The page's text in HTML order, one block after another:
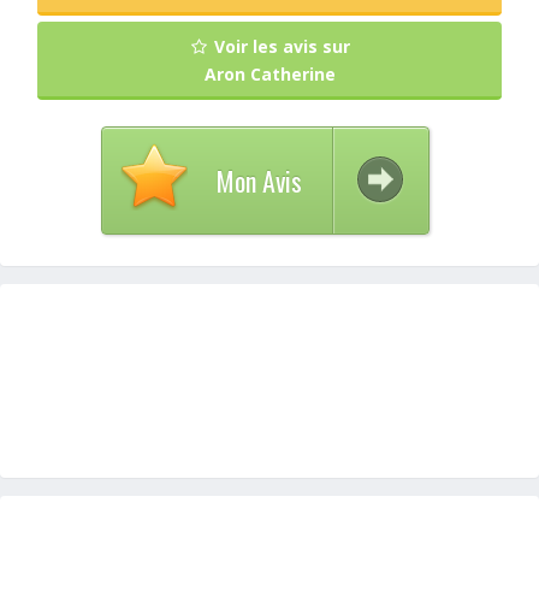
Voir les avis sur
Aron Catherine
Mon Avis